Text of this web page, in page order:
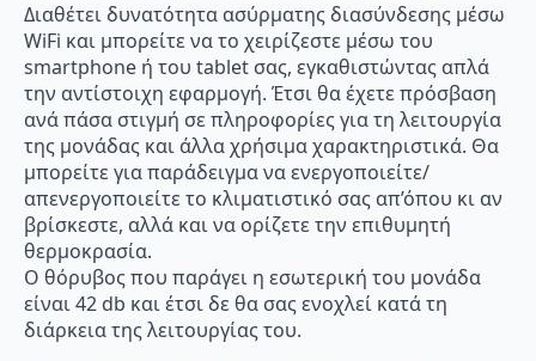
Διαθέτει δυνατότητα ασύρματης διασύνδεσης μέσω
WiFi και μπορείτε να το χειρίζεστε μέσω του
smartphone ή του tablet σας, εγκαθιστώντας απλά
την αντίστοιχη εφαρμογή. Έτσι θα έχετε πρόσβαση
ανά πάσα στιγμή σε πληροφορίες για τη λειτουργία
της μονάδας και άλλα χρήσιμα χαρακτηριστικά. Θα
μπορείτε για παράδειγμα να ενεργοποιείτε/
απενεργοποιείτε το κλιματιστικό σας απ’όπου κι αν
βρίσκεστε, αλλά και να ορίζετε την επιθυμητή
θερμοκρασία.
Ο θόρυβος που παράγει η εσωτερική του μονάδα
είναι 42 db και έτσι δε θα σας ενοχλεί κατά τη
διάρκεια της λειτουργίας του.